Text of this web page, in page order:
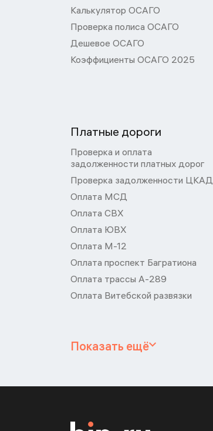
Калькулятор ОСАГО
Проверка полиса ОСАГО
Дешевое ОСАГО
Коэффициенты ОСАГО 2025
Платные дороги
Проверка и оплата
задолженности платных дорог
Проверка задолженности ЦКАД
Оплата МСД
Оплата СВХ
Оплата ЮВХ
Оплата М-12
Оплата проспект Багратиона
Оплата трассы А-289
Оплата Витебской развязки
Показать ещё